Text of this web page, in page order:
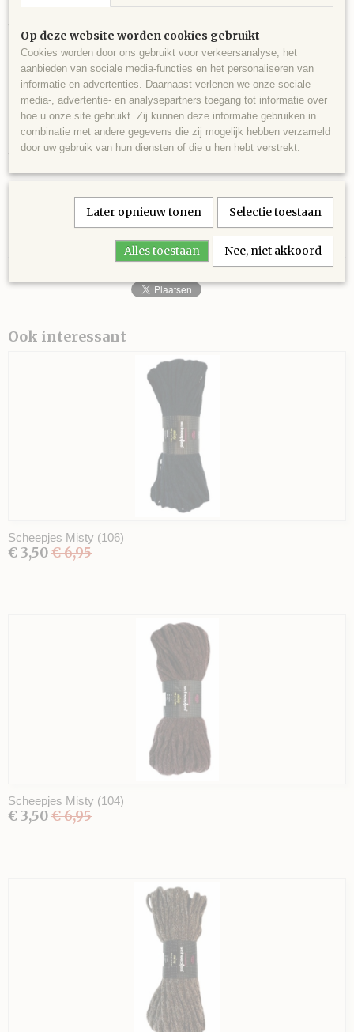
40% Wol, 40% Acryl en 20% Polyester
Een tas
Damescapuchon met schouderstuk
Mouwloos damesvest
Damessjaal
Voor overige patronen kijk
Ook interessant
Scheepjes Misty (106)
€ 3,50€ 6,95
Scheepjes Misty (104)
€ 3,50€ 6,95
Op deze website worden cookies gebruikt
Cookies worden door ons gebruikt voor verkeersanalyse, het
aanbieden van sociale media-functies en het personaliseren van
informatie en advertenties. Daarnaast verlenen we onze sociale
media-, advertentie- en analysepartners toegang tot informatie over
hoe u onze site gebruikt. Zij kunnen deze informatie gebruiken in
combinatie met andere gegevens die zij mogelijk hebben verzameld
door uw gebruik van hun diensten of die u hen hebt verstrekt.
Later opnieuw tonen Selectie toestaan
Alles toestaan Nee, niet akkoord